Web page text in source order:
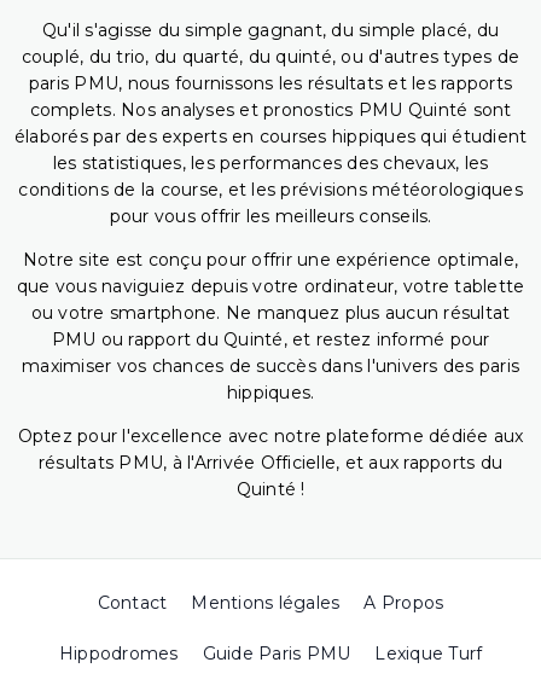
Qu'il s'agisse du simple gagnant, du simple placé, du
couplé, du trio, du quarté, du quinté, ou d'autres types de
paris PMU, nous fournissons les résultats et les rapports
complets. Nos analyses et pronostics PMU Quinté sont
élaborés par des experts en courses hippiques qui étudient
les statistiques, les performances des chevaux, les
conditions de la course, et les prévisions météorologiques
pour vous offrir les meilleurs conseils.
Notre site est conçu pour offrir une expérience optimale,
que vous naviguiez depuis votre ordinateur, votre tablette
ou votre smartphone. Ne manquez plus aucun résultat
PMU ou rapport du Quinté, et restez informé pour
maximiser vos chances de succès dans l'univers des paris
hippiques.
Optez pour l'excellence avec notre plateforme dédiée aux
résultats PMU, à l'Arrivée Officielle, et aux rapports du
Quinté !
Contact Mentions légales A Propos
Hippodromes Guide Paris PMU Lexique Turf